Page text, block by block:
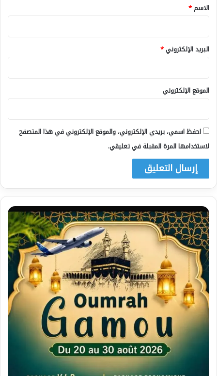
*
الاسم*
البريد الإلكتروني*
الموقع الإلكتروني
احفظ اسمي، بريدي الإلكتروني، والموقع الإلكتروني في هذا المتصفح
لاستخدامها المرة المقبلة في تعليقي.